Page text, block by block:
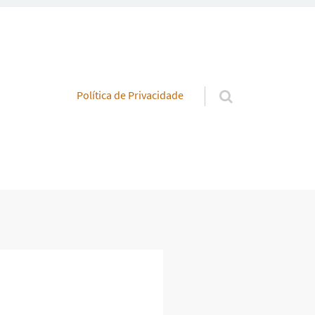
Pular para o conteúdo
Política de Privacidade